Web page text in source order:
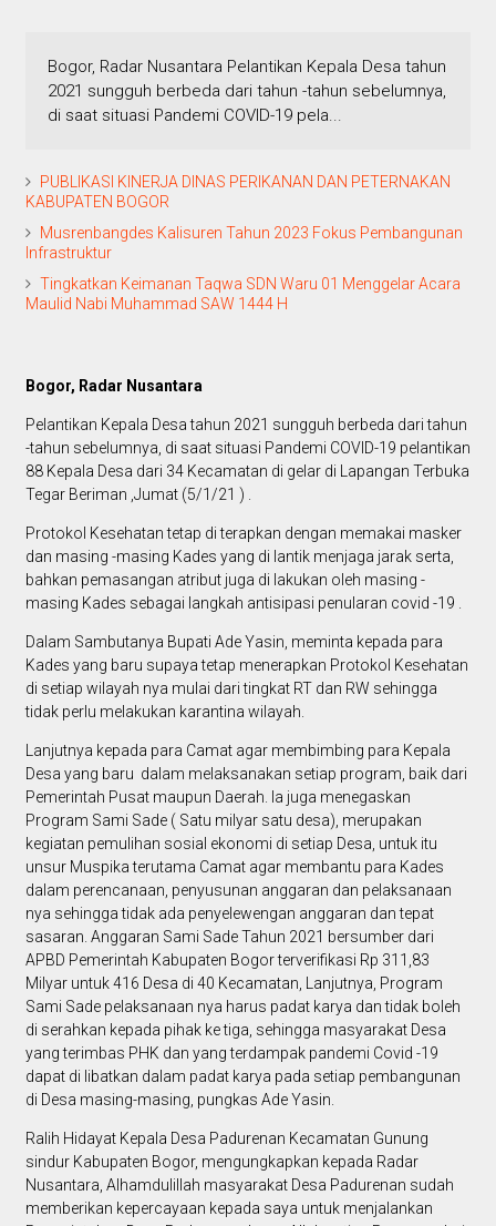
Bogor, Radar Nusantara Pelantikan Kepala Desa tahun
2021 sungguh berbeda dari tahun -tahun sebelumnya,
di saat situasi Pandemi COVID-19 pela...
PUBLIKASI KINERJA DINAS PERIKANAN DAN PETERNAKAN
KABUPATEN BOGOR
Musrenbangdes Kalisuren Tahun 2023 Fokus Pembangunan
Infrastruktur
Tingkatkan Keimanan Taqwa SDN Waru 01 Menggelar Acara
Maulid Nabi Muhammad SAW 1444 H
Bogor, Radar Nusantara
Pelantikan Kepala Desa tahun 2021 sungguh berbeda dari tahun
-tahun sebelumnya, di saat situasi Pandemi COVID-19 pelantikan
88 Kepala Desa dari 34 Kecamatan di gelar di Lapangan Terbuka
Tegar Beriman ,Jumat (5/1/21 ) .
Protokol Kesehatan tetap di terapkan dengan memakai masker
dan masing -masing Kades yang di lantik menjaga jarak serta,
bahkan pemasangan atribut juga di lakukan oleh masing -
masing Kades sebagai langkah antisipasi penularan covid -19 .
Dalam Sambutanya Bupati Ade Yasin, meminta kepada para
Kades yang baru supaya tetap menerapkan Protokol Kesehatan
di setiap wilayah nya mulai dari tingkat RT dan RW sehingga
tidak perlu melakukan karantina wilayah.
Lanjutnya kepada para Camat agar membimbing para Kepala
Desa yang baru dalam melaksanakan setiap program, baik dari
Pemerintah Pusat maupun Daerah. Ia juga menegaskan
Program Sami Sade ( Satu milyar satu desa), merupakan
kegiatan pemulihan sosial ekonomi di setiap Desa, untuk itu
unsur Muspika terutama Camat agar membantu para Kades
dalam perencanaan, penyusunan anggaran dan pelaksanaan
nya sehingga tidak ada penyelewengan anggaran dan tepat
sasaran. Anggaran Sami Sade Tahun 2021 bersumber dari
APBD Pemerintah Kabupaten Bogor terverifikasi Rp 311,83
Milyar untuk 416 Desa di 40 Kecamatan, Lanjutnya, Program
Sami Sade pelaksanaan nya harus padat karya dan tidak boleh
di serahkan kepada pihak ke tiga, sehingga masyarakat Desa
yang terimbas PHK dan yang terdampak pandemi Covid -19
dapat di libatkan dalam padat karya pada setiap pembangunan
di Desa masing-masing, pungkas Ade Yasin.
Ralih Hidayat Kepala Desa Padurenan Kecamatan Gunung
sindur Kabupaten Bogor, mengungkapkan kepada Radar
Nusantara, Alhamdulillah masyarakat Desa Padurenan sudah
memberikan kepercayaan kepada saya untuk menjalankan